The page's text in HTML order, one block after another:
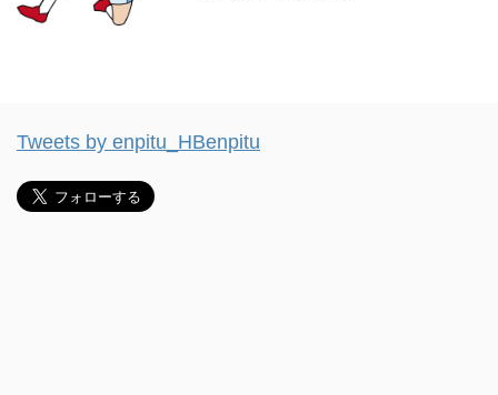
Tweets by enpitu_HBenpitu